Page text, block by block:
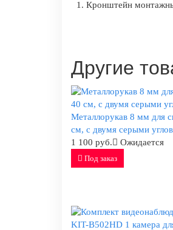
Кронштейн
Другие
Металлорукав 8 мм для
см, с двумя серыми
1 100 руб.
Ожидается
Под заказ